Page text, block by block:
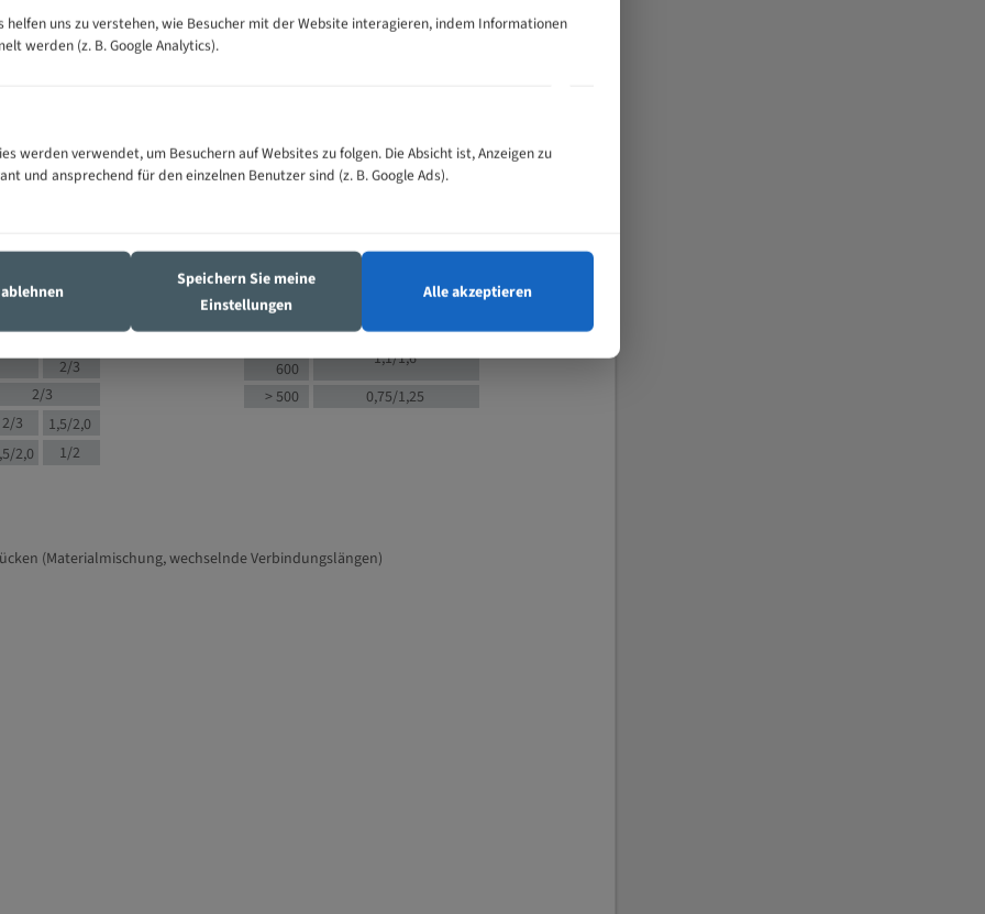
300
500
4/6
4/6
4/5
4/5
2/3
2/3
2/3
1,5/2,0
2,0 1/2
M (mm)
Zähne pro
Zoll (ZpZ))
35 - 70
5/8
130 -
350
150 -
600
1,1/1,6
> 500
0,75/1,25
(Materialmischung, wechselnde Verbindungslängen)
helfen uns zu verstehen, wie Besucher mit der Website interagieren, indem Informationen
werden (z. B. Google Analytics).
werden verwendet, um Besuchern auf Websites zu folgen. Die Absicht ist, Anzeigen zu
und ansprechend für den einzelnen Benutzer sind (z. B. Google Ads).
Speichern Sie meine
Einstellungen
Alle akzeptieren